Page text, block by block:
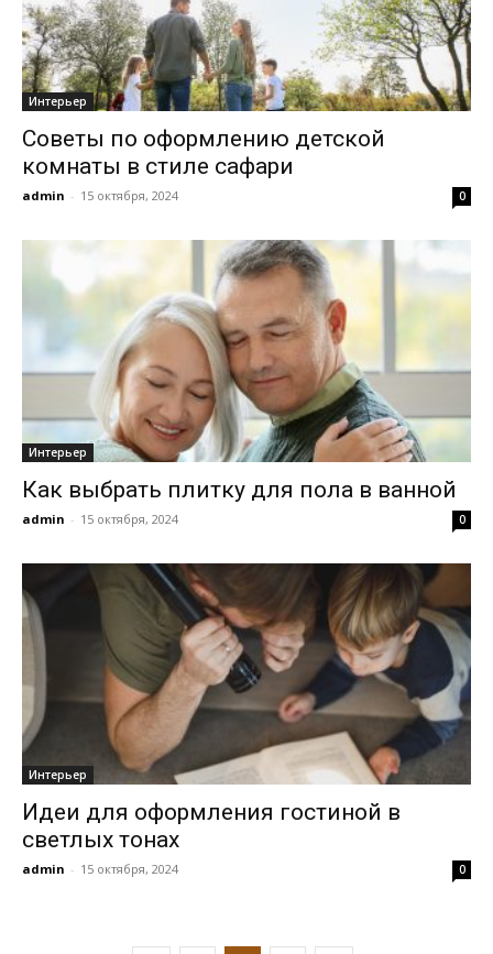
Интерьер
Советы по оформлению детской
комнаты в стиле сафари
admin - 15 октября, 2024 0
Интерьер
Как выбрать плитку для пола в ванной
admin - 15 октября, 2024 0
Интерьер
Идеи для оформления гостиной в
светлых тонах
admin - 15 октября, 2024 0